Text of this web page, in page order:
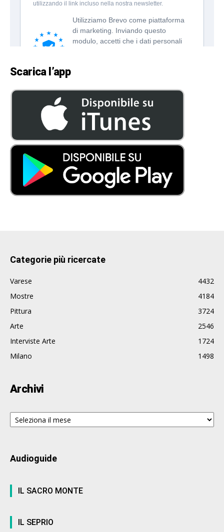
Scarica l’app
Categorie più ricercate
Varese
4432
Mostre
4184
Pittura
3724
Arte
2546
Interviste Arte
1724
Milano
1498
Archivi
Archivi
Audioguide
IL SACRO MONTE
IL SEPRIO